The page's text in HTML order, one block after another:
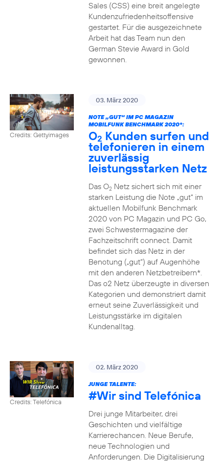
Sales (CSS) eine breit angelegte
Kundenzufriedenheitsoffensive
gestartet. Für die ausgezeichnete
Arbeit hat das Team nun den
German Stevie Award in Gold
gewonnen.
Credits: Gettyimages
03. März 2020
NOTE „GUT“ IM PC MAGAZIN
MOBILFUNK BENCHMARK 2020*:
O2 Kunden surfen und
telefonieren in einem
zuverlässig
leistungsstarken Netz
Das O2Netz sichert sich mit einer
starken Leistung die Note „gut“ im
aktuellen Mobilfunk Benchmark
2020 von PC Magazin und PC Go,
zwei Schwestermagazine der
Fachzeitschrift connect. Damit
befindet sich das Netz in der
Benotung („gut“) auf Augenhöhe
mit den anderen Netzbetreibern*.
Das o2 Netz überzeugte in diversen
Kategorien und demonstriert damit
erneut seine Zuverlässigkeit und
Leistungsstärke im digitalen
Kundenalltag.
Credits: Telefónica
02. März 2020
JUNGE TALENTE:
#Wirsind Telefónica
Drei junge Mitarbeiter, drei
Geschichten und vielfältige
Karrierechancen. Neue Berufe,
neue Technologien und
Anforderungen. Die Digitalisierung